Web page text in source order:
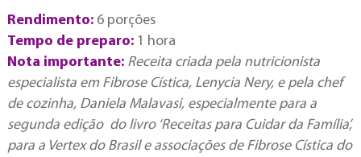
Rendimento: 6 porções
Tempo de preparo: 1 hora
Nota importante: Receita criada pela nutricionista
especialista em Fibrose Cística, Lenycia Nery, e pela chef
de cozinha, Daniela Malavasi, especialmente para a
segunda edição do livro ‘Receitas para Cuidar da Família’,
para a Vertex do Brasil e associações de Fibrose Cística do